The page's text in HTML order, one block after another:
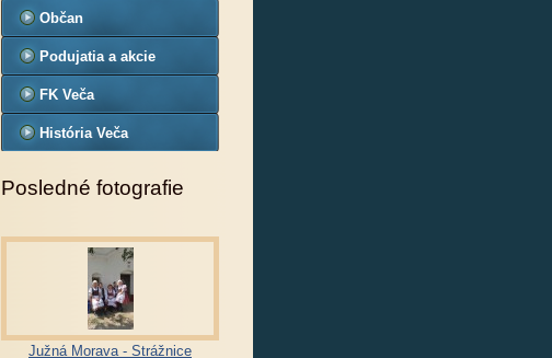
Občan
Podujatia a akcie
FK Veča
História Veča
Posledné fotografie
Južná Morava - Strážnice